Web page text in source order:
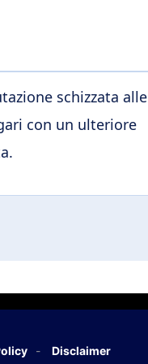
schizzata alle
con un ulteriore
Disclaimer